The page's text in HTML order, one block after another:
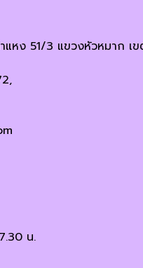
แหง 51/3 แขวงหัวหมาก เ
น.